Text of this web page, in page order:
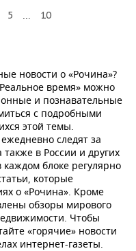
5 ... 10
новости о «Рочина»?
время» можно
и познавательные
с подробными
этой темы.
следят за
в России и других
блоке регулярно
которые
о «Рочина». Кроме
обзоры мирового
Чтобы
«горячие» новости
интернет-газеты.